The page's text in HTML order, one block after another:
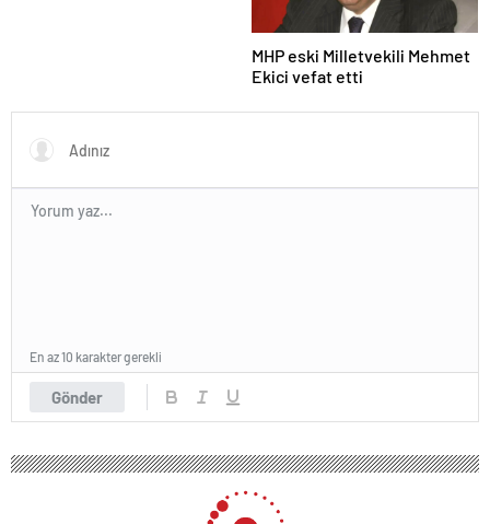
MHP eski Milletvekili Mehmet
Ekici vefat etti
Gönder
En az 10 karakter gerekli